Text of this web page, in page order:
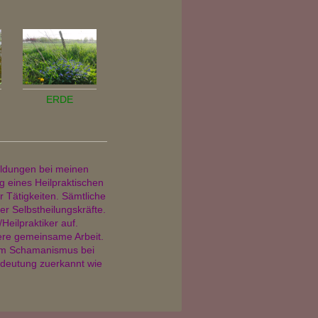
ERDE
bei meinen
eines Heilpraktischen
Tätigkeiten. Sämtliche
Selbstheilungskräfte.
auf.
gemeinsame Arbeit.
Schamanismus bei
zuerkannt wie